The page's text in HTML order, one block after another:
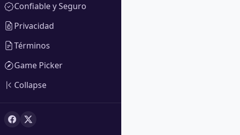
Confiable y Seguro
Privacidad
Términos
Game Picker
Collapse